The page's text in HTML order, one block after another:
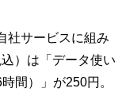
社サービスに組み
）は「データ使い
間）」が250円。